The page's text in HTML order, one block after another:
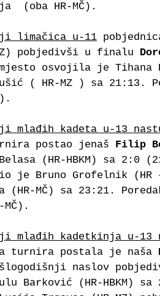
(oba HR-MČ).
limačica u-11
pobjedivši u finalu
osvojila je Tihana
( HR-MZ ) sa 21:13.
mlađih kadeta u-13
postao jenaš Filip
(HR-HBKM) sa 2:0
je Bruno Grofelnik (HR
(HR-MČ) sa 23:21.
mlađih kadetkinja u-
turnira postala je naša
naslov
Barković (HR-HBKM)